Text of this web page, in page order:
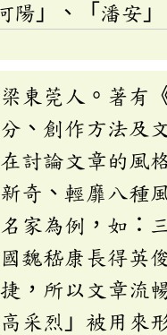
陽」、「潘安」
東莞人。著有
、創作方法及
討論文章的風
奇、輕靡八種
家為例，如：
魏嵇康長得英
，所以文章流
采烈」被用來